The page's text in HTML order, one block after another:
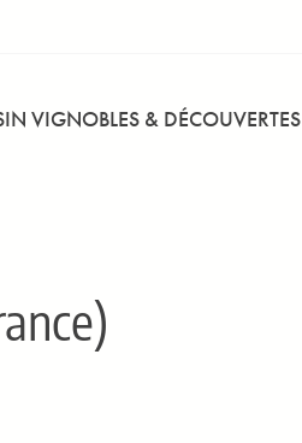
VIGNOBLES & DÉCOUVERTES